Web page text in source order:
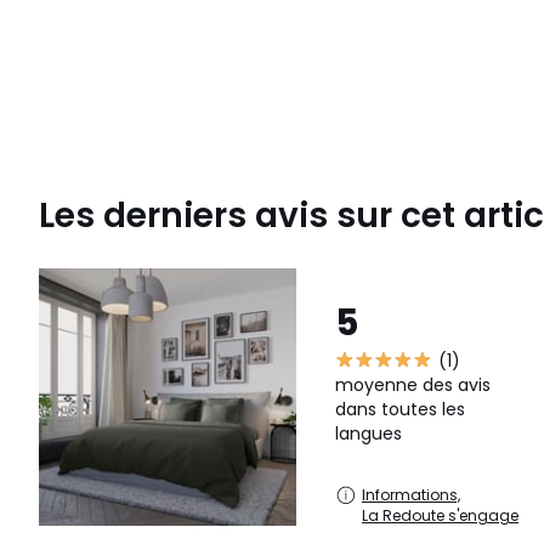
Les derniers avis sur cet
5
(1)
moyenne des avis
dans toutes les
langues
Informations,
La Redoute s'engage